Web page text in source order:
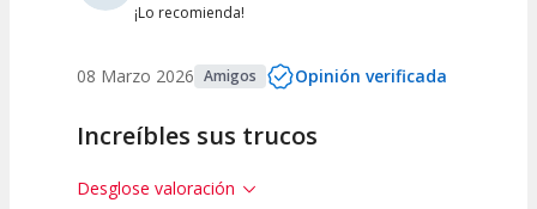
¡Lo recomienda!
08 Marzo 2026 Amigos Opinión verificada
Increíbles sus trucos
Desglose valoración